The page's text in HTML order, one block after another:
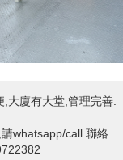
,大廈有大堂,管理完善.
whatsapp/call.聯絡.